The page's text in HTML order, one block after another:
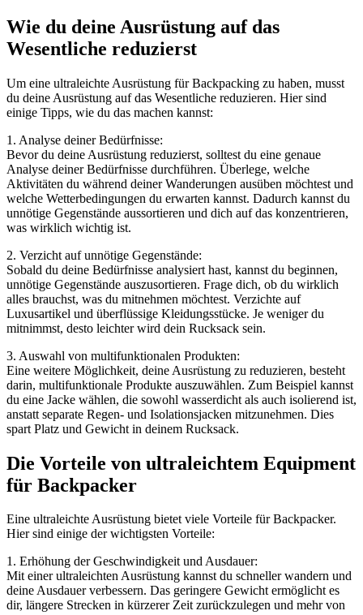
Wie du deine Ausrüstung auf das
Wesentliche reduzierst
Um eine ultraleichte Ausrüstung für Backpacking zu haben, musst
du deine Ausrüstung auf das Wesentliche reduzieren. Hier sind
einige Tipps, wie du das machen kannst:
1. Analyse deiner Bedürfnisse:
Bevor du deine Ausrüstung reduzierst, solltest du eine genaue
Analyse deiner Bedürfnisse durchführen. Überlege, welche
Aktivitäten du während deiner Wanderungen ausüben möchtest und
welche Wetterbedingungen du erwarten kannst. Dadurch kannst du
unnötige Gegenstände aussortieren und dich auf das konzentrieren,
was wirklich wichtig ist.
2. Verzicht auf unnötige Gegenstände:
Sobald du deine Bedürfnisse analysiert hast, kannst du beginnen,
unnötige Gegenstände auszusortieren. Frage dich, ob du wirklich
alles brauchst, was du mitnehmen möchtest. Verzichte auf
Luxusartikel und überflüssige Kleidungsstücke. Je weniger du
mitnimmst, desto leichter wird dein Rucksack sein.
3. Auswahl von multifunktionalen Produkten:
Eine weitere Möglichkeit, deine Ausrüstung zu reduzieren, besteht
darin, multifunktionale Produkte auszuwählen. Zum Beispiel kannst
du eine Jacke wählen, die sowohl wasserdicht als auch isolierend ist,
anstatt separate Regen- und Isolationsjacken mitzunehmen. Dies
spart Platz und Gewicht in deinem Rucksack.
Die Vorteile von ultraleichtem Equipment
für Backpacker
Eine ultraleichte Ausrüstung bietet viele Vorteile für Backpacker.
Hier sind einige der wichtigsten Vorteile:
1. Erhöhung der Geschwindigkeit und Ausdauer:
Mit einer ultraleichten Ausrüstung kannst du schneller wandern und
deine Ausdauer verbessern. Das geringere Gewicht ermöglicht es
dir, längere Strecken in kürzerer Zeit zurückzulegen und mehr von